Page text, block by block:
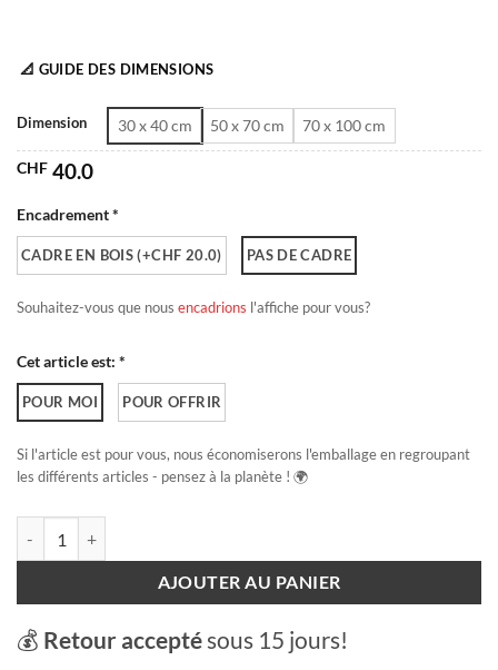
📐 GUIDE DES DIMENSIONS
Dimension 30 x 40 cm 50 x 70 cm 70 x 100 cm
CHF 40.0
Encadrement *
CADRE EN BOIS (+CHF 20.0) PAS DE CADRE
Souhaitez-vous que nous encadrions l'affiche pour vous?
Cet article est: *
POUR MOI POUR OFFRIR
Si l'article est pour vous, nous économiserons l'emballage en regroupant
les différents articles - pensez à la planète ! 🌍
AJOUTER AU PANIER
💰 Retour acceptésous 15 jours!